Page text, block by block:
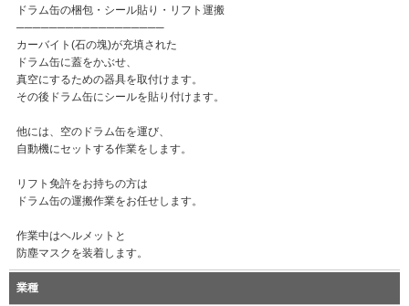
ドラム缶の梱包・シール貼り・リフト運搬
──────────────────
カーバイト(石の塊)が充填された
ドラム缶に蓋をかぶせ、
真空にするための器具を取付けます。
その後ドラム缶にシールを貼り付けます。
他には、空のドラム缶を運び、
自動機にセットする作業をします。
リフト免許をお持ちの方は
ドラム缶の運搬作業をお任せします。
作業中はヘルメットと
防塵マスクを装着します。
業種